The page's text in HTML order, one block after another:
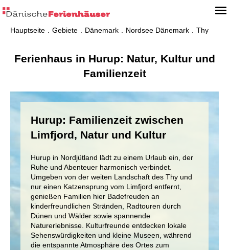
Hauptseite Gebiete Dänemark Nordsee Dänemark Thy
Ferienhaus in Hurup: Natur, Kultur und
Familienzeit
Hurup: Familienzeit zwischen
Limfjord, Natur und Kultur
Hurup in Nordjütland lädt zu einem Urlaub ein, der
Ruhe und Abenteuer harmonisch verbindet.
Umgeben von der weiten Landschaft des Thy und
nur einen Katzensprung vom Limfjord entfernt,
genießen Familien hier Badefreuden an
kinderfreundlichen Stränden, Radtouren durch
Dünen und Wälder sowie spannende
Naturerlebnisse. Kulturfreunde entdecken lokale
Sehenswürdigkeiten und kleine Museen, während
die entspannte Atmosphäre des Ortes zum